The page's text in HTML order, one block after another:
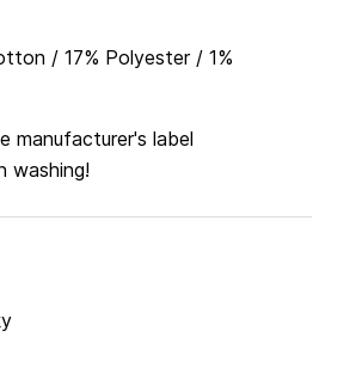
/ 17% Polyester / 1%
manufacturer's label
washing!